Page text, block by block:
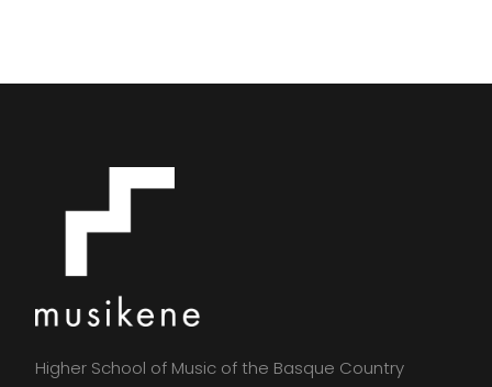
Higher School of Music of the Basque Country